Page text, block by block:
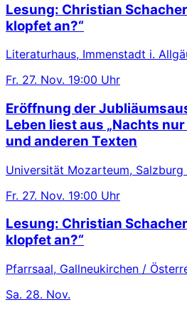
Lesung: Christian
klopfet an?“
Literaturhaus, Immenstadt i.
Fr. 27. Nov. 19:00 Uhr
Eröffnung der
Leben liest aus „Nachts
und anderen Texten
Universität Mozarteum,
Fr. 27. Nov. 19:00 Uhr
Lesung: Christian
klopfet an?“
Pfarrsaal, Gallneukirchen /
Sa. 28. Nov.